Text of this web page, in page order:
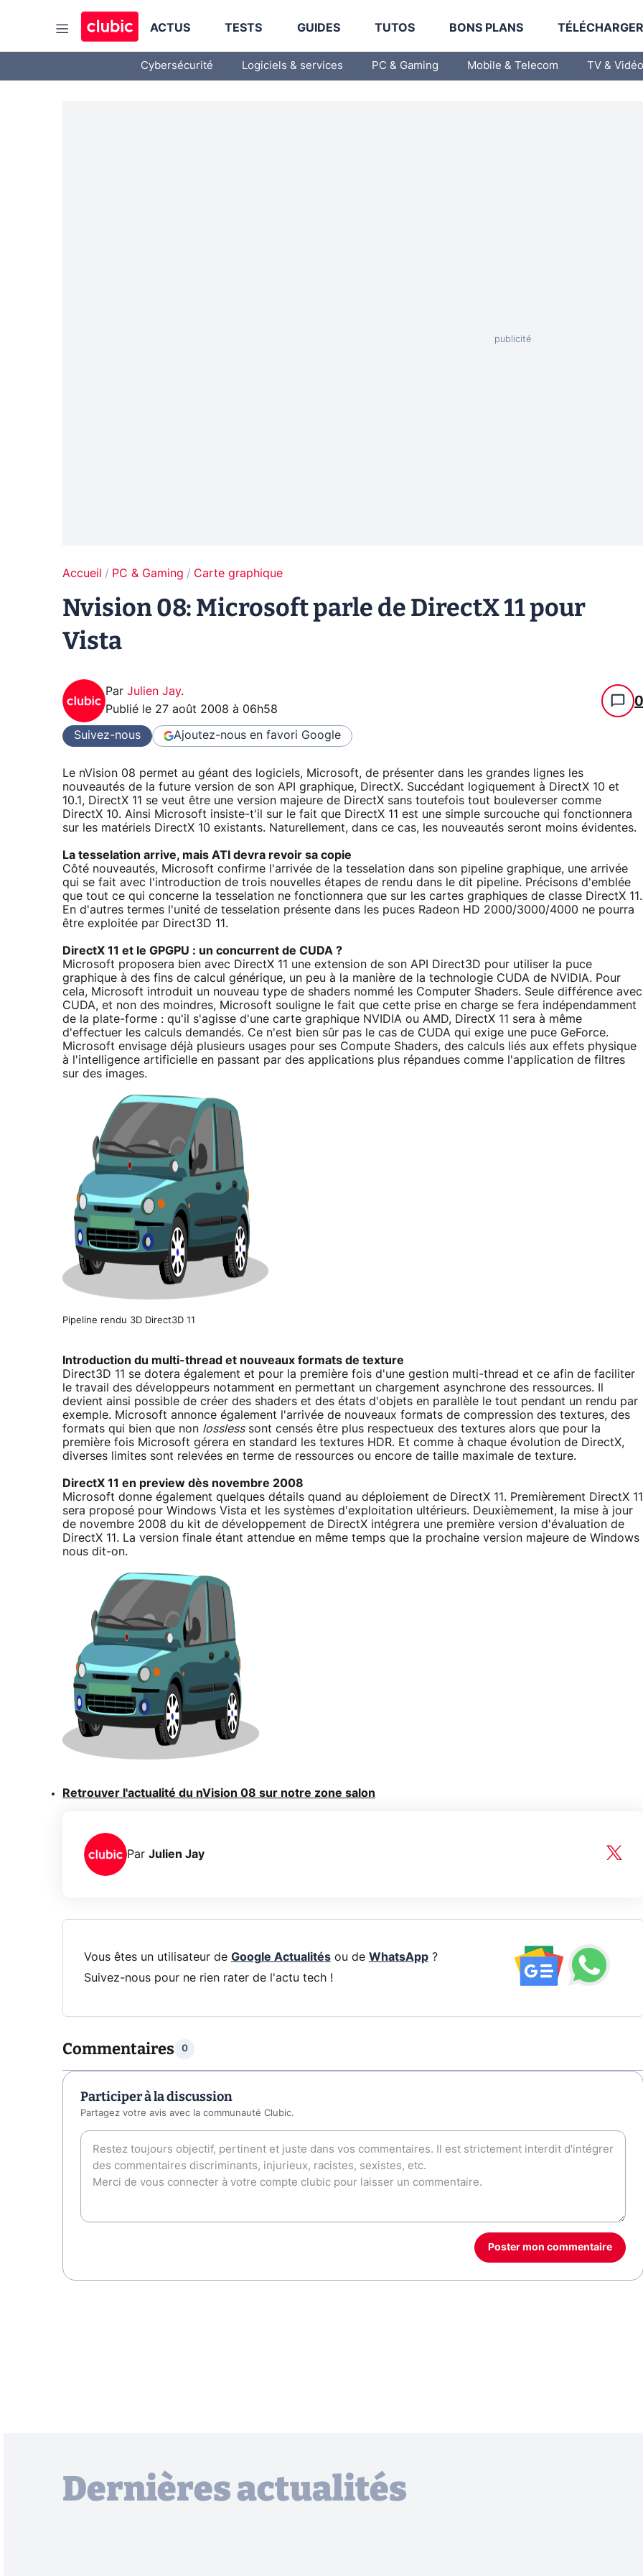
ACTUS TESTS GUIDES TUTOS BONS PLANS
Cybersécurité Logiciels & services PC & Gaming Mobile & Telecom TV & Vidéo
Accueil PC & Gaming Carte graphique
Nvision 08: Microsoft parle de DirectX 11 pour
Vista
Par Julien Jay.
Publié le 27 août 2008 à 06h58 0
Suivez-nous Ajoutez-nous en favori Google
Le nVision 08 permet au géant des logiciels, Microsoft, de présenter dans les grandes lignes les
nouveautés de la future version de son API graphique, DirectX. Succédant logiquement à DirectX 10 et
10.1, DirectX 11 se veut être une version majeure de DirectX sans toutefois tout bouleverser comme
DirectX 10. Ainsi Microsoft insiste-t'il sur le fait que DirectX 11 est une simple surcouche qui fonctionnera
sur les matériels DirectX 10 existants. Naturellement, dans ce cas, les nouveautés seront moins évidentes.
La tesselation arrive, mais ATI devra revoir sa copie
Côté nouveautés, Microsoft confirme l'arrivée de la tesselation dans son pipeline graphique, une arrivée
qui se fait avec l'introduction de trois nouvelles étapes de rendu dans le dit pipeline. Précisons d'emblée
que tout ce qui concerne la tesselation ne fonctionnera que sur les cartes graphiques de classe DirectX 11.
En d'autres termes l'unité de tesselation présente dans les puces Radeon HD 2000/3000/4000 ne pourra
être exploitée par Direct3D 11.
DirectX 11 et le GPGPU : un concurrent de CUDA ?
Microsoft proposera bien avec DirectX 11 une extension de son API Direct3D pour utiliser la puce
graphique à des fins de calcul générique, un peu à la manière de la technologie CUDA de NVIDIA. Pour
cela, Microsoft introduit un nouveau type de shaders nommé les Computer Shaders. Seule différence avec
CUDA, et non des moindres, Microsoft souligne le fait que cette prise en charge se fera indépendamment
de la plate-forme : qu'il s'agisse d'une carte graphique NVIDIA ou AMD, DirectX 11 sera à même
d'effectuer les calculs demandés. Ce n'est bien sûr pas le cas de CUDA qui exige une puce GeForce.
Microsoft envisage déjà plusieurs usages pour ses Compute Shaders, des calculs liés aux effets physique
à l'intelligence artificielle en passant par des applications plus répandues comme l'application de filtres
sur des images.
Pipeline rendu 3D Direct3D 11
Introduction du multi-thread et nouveaux formats de texture
Direct3D 11 se dotera également et pour la première fois d'une gestion multi-thread et ce afin de faciliter
le travail des développeurs notamment en permettant un chargement asynchrone des ressources. Il
devient ainsi possible de créer des shaders et des états d'objets en parallèle le tout pendant un rendu par
exemple. Microsoft annonce également l'arrivée de nouveaux formats de compression des textures, des
formats qui bien que non losslesssont censés être plus respectueux des textures alors que pour la
première fois Microsoft gérera en standard les textures HDR. Et comme à chaque évolution de DirectX,
diverses limites sont relevées en terme de ressources ou encore de taille maximale de texture.
DirectX 11 en preview dès novembre 2008
Microsoft donne également quelques détails quand au déploiement de DirectX 11. Premièrement DirectX 11
sera proposé pour Windows Vista et les systèmes d'exploitation ultérieurs. Deuxièmement, la mise à jour
de novembre 2008 du kit de développement de DirectX intégrera une première version d'évaluation de
DirectX 11. La version finale étant attendue en même temps que la prochaine version majeure de Windows
nous dit-on.
Retrouver l'actualité du nVision 08 sur notre zone salon
Par Julien Jay
Vous êtes un utilisateur de Google Actualitésou de WhatsApp?
Suivez-nous pour ne rien rater de l'actu tech !
Commentaires 0
Participer à la discussion
Partagez votre avis avec la communauté Clubic.
Poster mon commentaire
Dernières actualités